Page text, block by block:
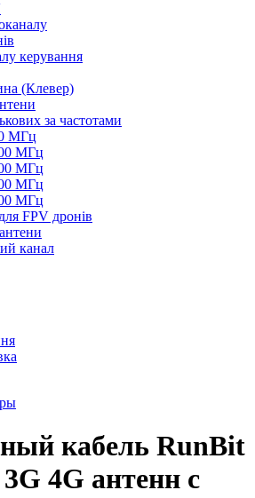
керування
(Клевер)
за частотами
МГц
МГц
МГц
МГц
МГц
FPV дронів
канал
кабель RunBit
4G антенн с